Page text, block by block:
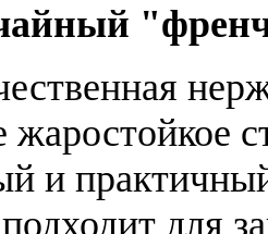
жаростойкое
и
для